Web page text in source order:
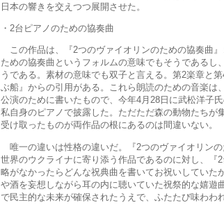
日本の響きを交えつつ展開させた。
・2台ピアノのための協奏曲
この作品は、『2つのヴァイオリンのための協奏曲
ための協奏曲というフォルムの意味でもそうであるし
うである。素材の意味でも双子と言える。第2楽章と
ぶ船』からの引用がある。これら朗読のための音楽は
公演のために書いたもので、今年4月28日に武松洋子
私自身のピアノで披露した。ただただ森の動物たちが
受け取ったものが両作品の根にあるのは間違いない。
唯一の違いは性格の違いだ。『2つのヴァイオリン
世界のウクライナに寄り添う作品であるのに対し、『
略がなかったらどんな祝典曲を書いてお祝いしていた
や酒を妄想しながら耳の内に聴いていた祝祭的な嬉遊
で民主的な未来が確保されたうえで、ふたたび味わわ